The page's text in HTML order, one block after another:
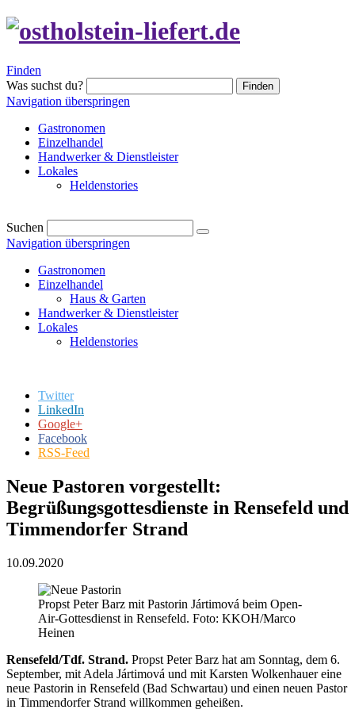
Finden
Was suchst du?
Finden
Navigation überspringen
Gastronomen
Einzelhandel
Handwerker & Dienstleister
Lokales
Heldenstories
Suchen
Navigation überspringen
Gastronomen
Einzelhandel
Haus & Garten
Handwerker & Dienstleister
Lokales
Heldenstories
Twitter
LinkedIn
Google+
Facebook
RSS-Feed
Neue Pastoren vorgestellt:
Begrüßungsgottesdienste in Rensefeld und
Timmendorfer Strand
10.09.2020
Propst Peter Barz mit Pastorin Jártimová beim Open-
Air-Gottesdienst in Rensefeld. Foto: KKOH/Marco
Heinen
Rensefeld/Tdf. Strand. Propst Peter Barz hat am Sonntag, dem 6.
September, mit Adela Jártimová und mit Karsten Wolkenhauer eine
neue Pastorin in Rensefeld (Bad Schwartau) und einen neuen Pastor
in Timmendorfer Strand willkommen geheißen.